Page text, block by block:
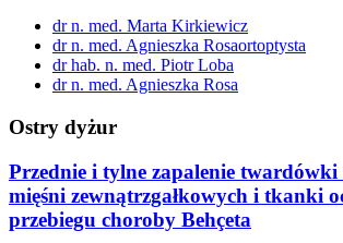
dr n. med. Marta Kirkiewicz
dr n. med. Agnieszka Rosaortoptysta
dr hab. n. med. Piotr Loba
dr n. med. Agnieszka Rosa
Ostry dyżur
Przednie i tylne zapalenie twardówki
mięśni zewnątrzgałkowych i tkanki
przebiegu choroby Behçeta